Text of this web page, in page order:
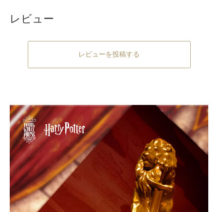
レビュー
レビューを投稿する